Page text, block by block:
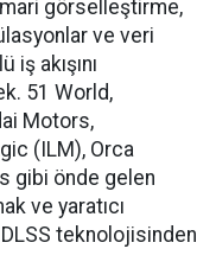
görselleştirme,
ve veri
akışını
51 World,
Motors,
(ILM), Orca
gibi önde gelen
ve yaratıcı
teknolojisinden